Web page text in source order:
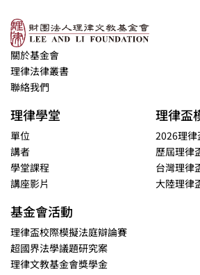
關於基金會
理律法律叢書
聯絡我們
理律學堂
單位
講者
學堂課程
講座影片
理律盃
2026理律
歷屆理律
台灣理律
大陸理律
基金會活動
理律盃校際模擬法庭辯論賽
超國界法學議題研究案
理律文教基金會獎學金